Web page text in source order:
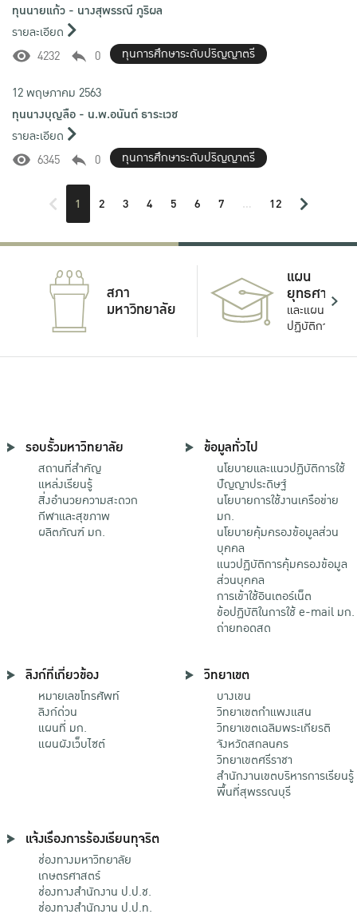
ทุนนายแก้ว - นางสุพรรณี ภูริผล
รายละเอียด
4232
0 ทุนการศึกษาระดับปริญญาตรี
12 พฤษภาคม 2563
ทุนนางบุญลือ - น.พ.อนันต์ ธาระเวช
รายละเอียด
6345
0 ทุนการศึกษาระดับปริญญาตรี
1 2 3 4 5 6 7 ... 12
สภา
มหาวิทยาลัย
แผน
ยุทธศาสตร์
และแผน
ปฏิบัติการ
รอบรั้วมหาวิทยาลัย
สถานที่สำคัญ
แหล่งเรียนรู้
สิ่งอำนวยความสะดวก
กีฬาและสุขภาพ
ผลิตภัณฑ์ มก.
ข้อมูลทั่วไป
นโยบายและแนวปฏิบัติการใช้
ปัญญาประดิษฐ์
นโยบายการใช้งานเครือข่าย
มก.
นโยบายคุ้มครองข้อมูลส่วน
บุคคล
แนวปฏิบัติการคุ้มครองข้อมูล
ส่วนบุคคล
การเข้าใช้อินเตอร์เน็ต
ข้อปฏิบัติในการใช้ e-mail มก.
ถ่ายทอดสด
ลิงก์ที่เกี่ยวข้อง
หมายเลขโทรศัพท์
ลิงก์ด่วน
แผนที่ มก.
แผนผังเว็บไซต์
วิทยาเขต
บางเขน
วิทยาเขตกําแพงแสน
วิทยาเขตเฉลิมพระเกียรติ
จังหวัดสกลนคร
วิทยาเขตศรีราชา
สำนักงานเขตบริหารการเรียนรู้
พื้นที่สุพรรณบุรี
แจ้งเรื่องการร้องเรียนทุจริต
ช่องทางมหาวิทยาลัย
เกษตรศาสตร์
ช่องทางสำนักงาน ป.ป.ช.
ช่องทางสำนักงาน ป.ป.ท.